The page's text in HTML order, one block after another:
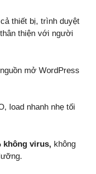
thiết bị, trình duyệt
thiện với người
mở WordPress
load nhanh nhẹ tối
không virus, không